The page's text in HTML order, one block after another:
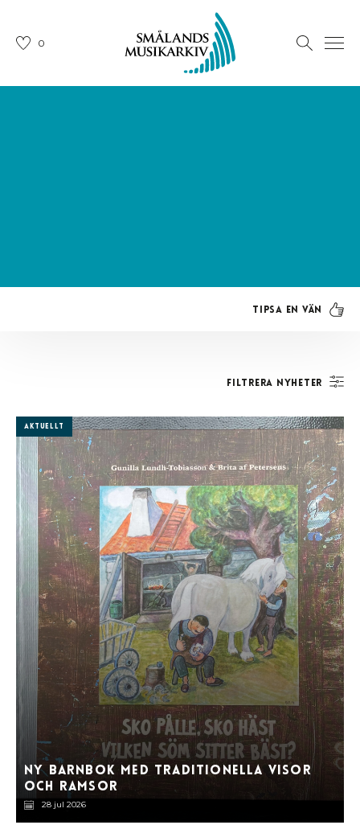
0
Tipsa en vän
Filtrera nyheter
Aktuellt
Ny barnbok med traditionella visor
och ramsor
28 jul 2026